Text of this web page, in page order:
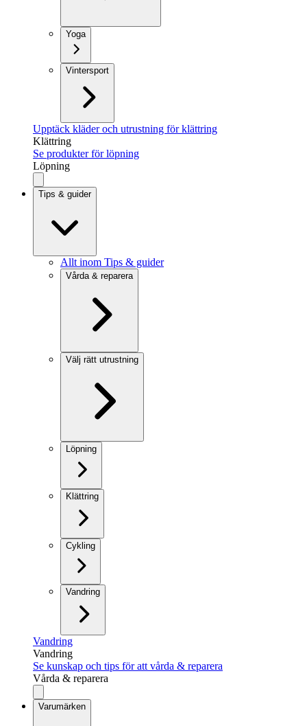
Yoga
Vintersport
Upptäck kläder och utrustning för klättring
Klättring
Se produkter för löpning
Löpning
Tips & guider
Allt inom Tips & guider
Vårda & reparera
Välj rätt utrustning
Löpning
Klättring
Cykling
Vandring
Vandring
Vandring
Se kunskap och tips för att vårda & reparera
Vårda & reparera
Varumärken